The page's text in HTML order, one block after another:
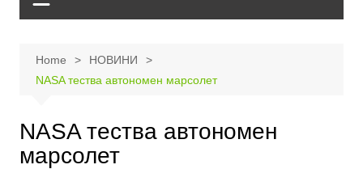
Home
НОВИНИ
NASA тества автономен марсолет
NASA тества автономен
марсолет